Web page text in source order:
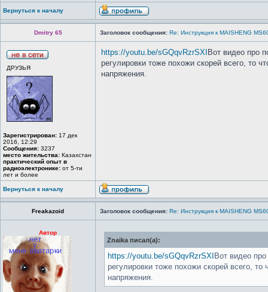
Вернуться к началу
Dmitry 65 Заголовок сообщения: Re: Инструкция к MAISHENG
ДРУЗЬЯ
Зарегистрирован: 17 дек
2016, 12:29
Сообщения: 3237
место жительства: Казахстан
практический опыт в
радиоэлектронике: от 5-ти
лет и более
https://youtu.be/sGQqvRzrSXI Вот видео про
регулировки тоже похожи скорей всего, то
напряжения.
Вернуться к началу
Freakazoid Заголовок сообщения: Re: Инструкция к MAISHENG
Автор
Znaika писал(а):
https://youtu.be/sGQqvRzrSXI Вот видео
регулировки тоже похожи скорей всего, то
напряжения.